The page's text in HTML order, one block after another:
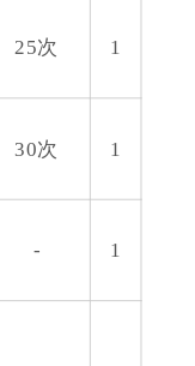
25次 1
30次 1
- 1